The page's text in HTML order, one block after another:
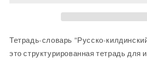
Тетрадь-словарь "Русско-
это структурированная тетрадь для